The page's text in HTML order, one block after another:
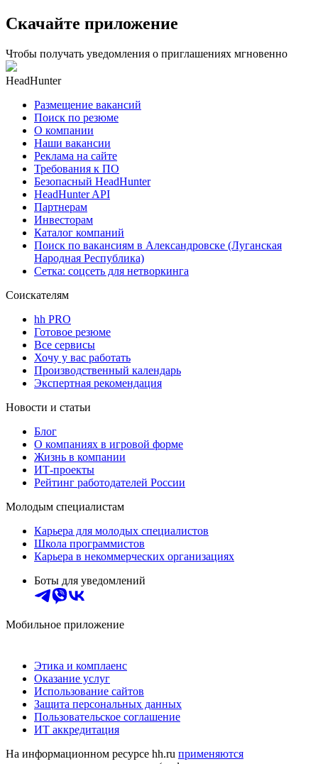
Скачайте приложение
Чтобы получать уведомления о приглашениях мгновенно
HeadHunter
Размещение вакансий
Поиск по резюме
О компании
Наши вакансии
Реклама на сайте
Требования к ПО
Безопасный HeadHunter
HeadHunter API
Партнерам
Инвесторам
Каталог компаний
Поиск по вакансиям в Александровске (Луганская
Народная Республика)
Сетка: соцсеть для нетворкинга
Соискателям
hh PRO
Готовое резюме
Все сервисы
Хочу у вас работать
Производственный календарь
Экспертная рекомендация
Новости и статьи
Блог
О компаниях в игровой форме
Жизнь в компании
ИТ-проекты
Рейтинг работодателей России
Молодым специалистам
Карьера для молодых специалистов
Школа программистов
Карьера в некоммерческих организациях
Боты для уведомлений
Мобильное приложение
Этика и комплаенс
Оказание услуг
Использование сайтов
Защита персональных данных
Пользовательское соглашение
ИТ аккредитация
На информационном ресурсе hh.ru применяются